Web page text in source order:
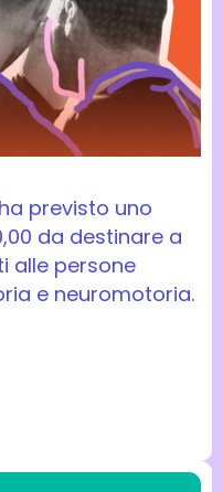
previsto uno
da destinare a
alle persone
e neuromotoria.